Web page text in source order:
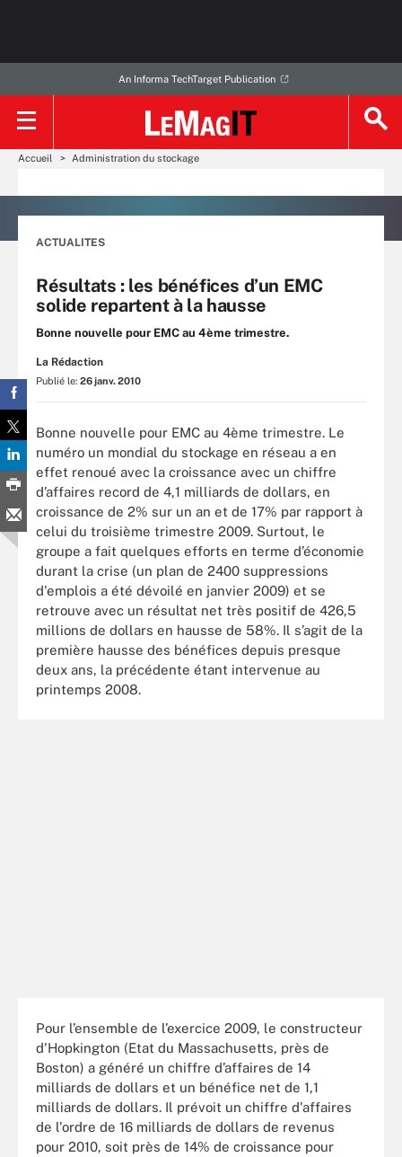
An Informa TechTarget Publication
Accueil Administration du stockage
ACTUALITES
Résultats : les bénéfices d’un EMC
solide repartent à la hausse
Bonne nouvelle pour EMC au 4ème trimestre.
La Rédaction
Publié le: 26 janv. 2010
Bonne nouvelle pour EMC au 4ème trimestre. Le
numéro un mondial du stockage en réseau a en
effet renoué avec la croissance avec un chiffre
d’affaires record de 4,1 milliards de dollars, en
croissance de 2% sur un an et de 17% par rapport à
celui du troisième trimestre 2009. Surtout, le
groupe a fait quelques efforts en terme d’économie
durant la crise (un plan de 2400 suppressions
d'emplois a été dévoilé en janvier 2009) et se
retrouve avec un résultat net très positif de 426,5
millions de dollars en hausse de 58%. Il s’agit de la
première hausse des bénéfices depuis presque
deux ans, la précédente étant intervenue au
printemps 2008.
Pour l’ensemble de l’exercice 2009, le constructeur
d'Hopkington (Etat du Massachusetts, près de
Boston) a généré un chiffre d’affaires de 14
milliards de dollars et un bénéfice net de 1,1
milliards de dollars. Il prévoit un chiffre d'affaires
de l'ordre de 16 milliards de dollars de revenus
pour 2010, soit près de 14% de croissance pour